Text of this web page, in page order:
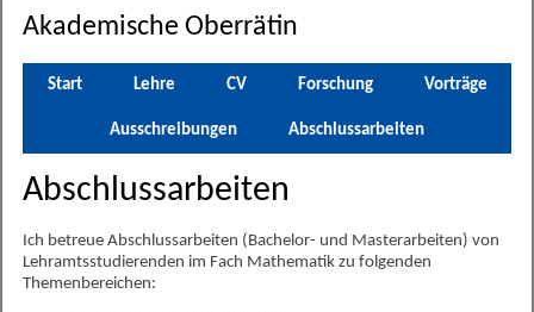
Akademische Oberrätin
Start Lehre CV Forschung Vorträge
Ausschreibungen Abschlussarbeiten
Abschlussarbeiten
Ich betreue Abschlussarbeiten (Bachelor- und Masterarbeiten) von
Lehramtsstudierenden im Fach Mathematik zu folgenden
Themenbereichen: